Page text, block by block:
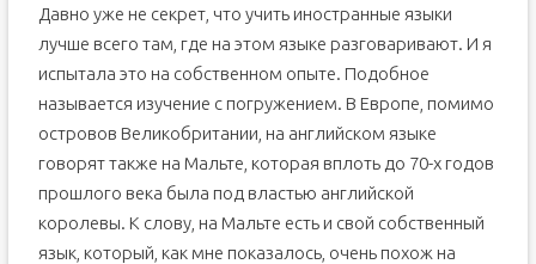
Давно уже не секрет, что учить иностранные языки
лучше всего там, где на этом языке разговаривают. И я
испытала это на собственном опыте. Подобное
называется изучение с погружением. В Европе, помимо
островов Великобритании, на английском языке
говорят также на Мальте, которая вплоть до 70-х годов
прошлого века была под властью английской
королевы. К слову, на Мальте есть и свой собственный
язык, который, как мне показалось, очень похож на